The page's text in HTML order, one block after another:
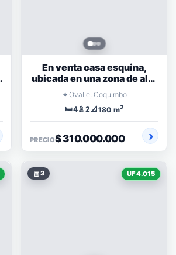
En venta casa esquina,
ubicada en una zona de alta
plusvalía
⌖ Ovalle, Coquimbo
🛏️4🚿 2📐180 m2
PRECIO$ 310.000.000
▧3 UF 4.015